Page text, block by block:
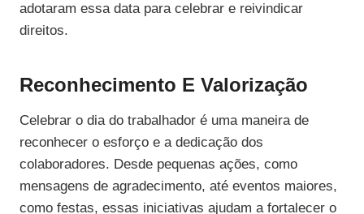
adotaram essa data para celebrar e reivindicar
direitos.
Reconhecimento E Valorização
Celebrar o dia do trabalhador é uma maneira de
reconhecer o esforço e a dedicação dos
colaboradores. Desde pequenas ações, como
mensagens de agradecimento, até eventos maiores,
como festas, essas iniciativas ajudam a fortalecer o